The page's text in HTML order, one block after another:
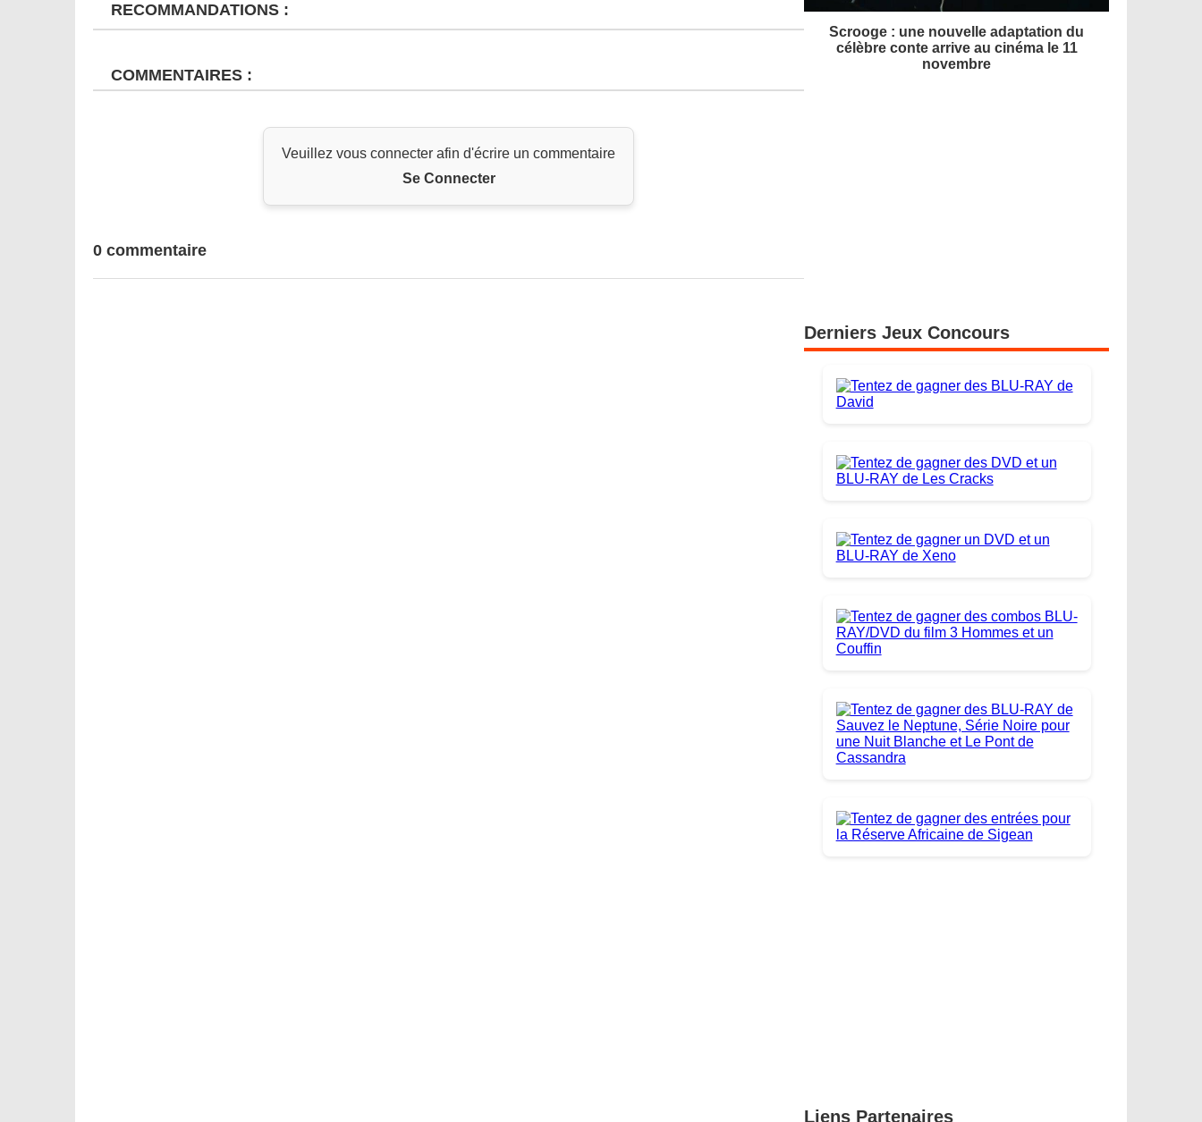
RECOMMANDATIONS :
COMMENTAIRES :
Veuillez vous connecter afin d'écrire un commentaire
Se Connecter
0 commentaire
Scrooge : une nouvelle adaptation du
célèbre conte arrive au cinéma le 11
novembre
Derniers Jeux Concours
Liens Partenaires